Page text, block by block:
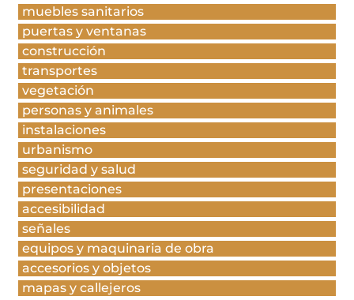
muebles sanitarios
puertas y ventanas
construcción
transportes
vegetación
personas y animales
instalaciones
urbanismo
seguridad y salud
presentaciones
accesibilidad
señales
equipos y maquinaria de obra
accesorios y objetos
mapas y callejeros